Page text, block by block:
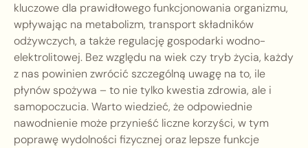
kluczowe dla prawidłowego funkcjonowania organizmu,
wpływając na metabolizm, transport składników
odżywczych, a także regulację gospodarki wodno-
elektrolitowej. Bez względu na wiek czy tryb życia, każdy
z nas powinien zwrócić szczególną uwagę na to, ile
płynów spożywa – to nie tylko kwestia zdrowia, ale i
samopoczucia. Warto wiedzieć, że odpowiednie
nawodnienie może przynieść liczne korzyści, w tym
poprawę wydolności fizycznej oraz lepsze funkcje